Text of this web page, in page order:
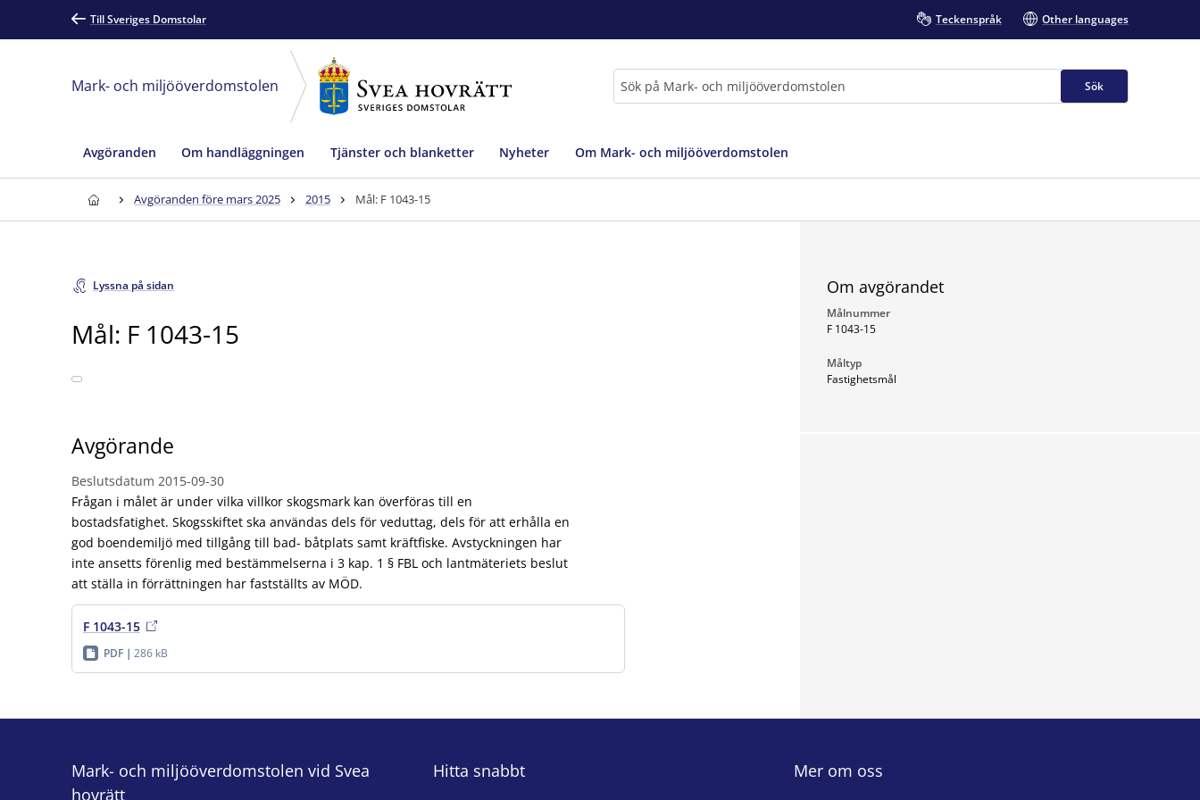
Till Sveriges Domstolar Teckenspråk Other languages
Mark- och miljööverdomstolen Sök
Avgöranden Om handläggningen Tjänster och blanketter Nyheter Om Mark- och miljööverdomstolen
Avgöranden före mars 2025 2015 Mål: F 1043-15
Lyssna på sidan
Mål: F 1043-15
Avgörande
Beslutsdatum 2015-09-30
Frågan i målet är under vilka villkor skogsmark kan överföras till en
bostadsfatighet. Skogsskiftet ska användas dels för veduttag, dels för att erhålla en
god boendemiljö med tillgång till bad- båtplats samt kräftfiske. Avstyckningen har
inte ansetts förenlig med bestämmelserna i 3 kap. 1 § FBL och lantmäteriets beslut
att ställa in förrättningen har fastställts av MÖD.
F 1043-15
PDF 286 kB
Om avgörandet
Målnummer
F 1043-15
Måltyp
Fastighetsmål
Mark- och miljööverdomstolen vid Svea
hovrätt
Hitta snabbt Mer om oss